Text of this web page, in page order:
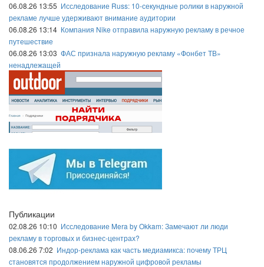
06.08.26 13:55 Исследование Russ: 10-секундные ролики в наружной
рекламе лучше удерживают внимание аудитории
06.08.26 13:14 Компания Nike отправила наружную рекламу в речное
путешествие
06.08.26 13:03 ФАС признала наружную рекламу «Фонбет ТВ»
ненадлежащей
Публикации
02.08.26 10:10 Исследование Mera by Okkam: Замечают ли люди
рекламу в торговых и бизнес-центрах?
08.06.26 7:02 Индор-реклама как часть медиамикса: почему ТРЦ
становятся продолжением наружной цифровой рекламы